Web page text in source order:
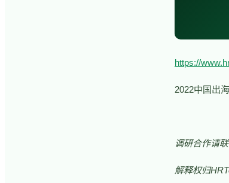
https://
2022中国出
调研合作请
解释权归